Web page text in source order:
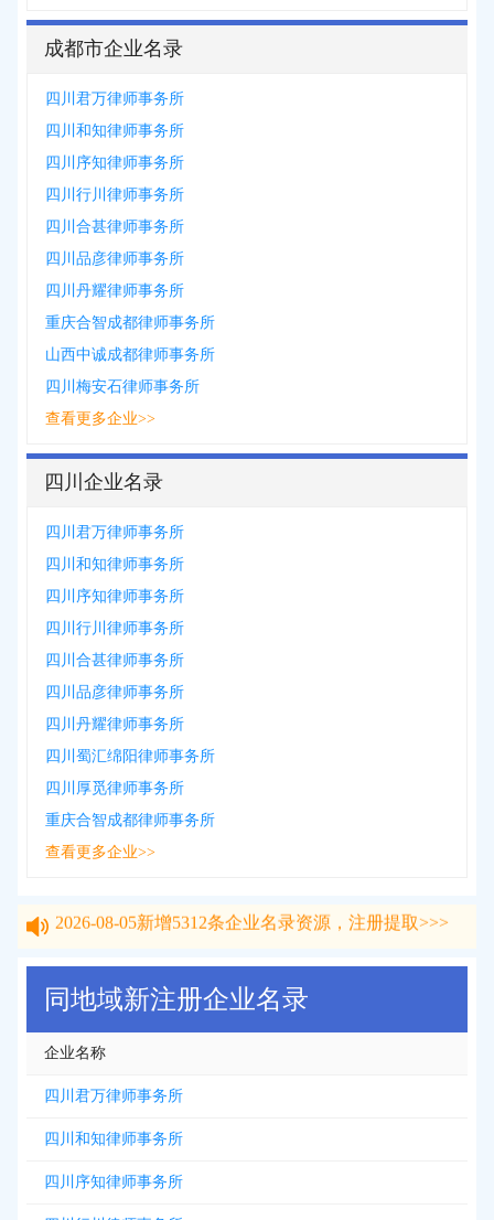
成都市企业名录
四川君万律师事务所
四川和知律师事务所
四川序知律师事务所
四川行川律师事务所
四川合甚律师事务所
四川品彦律师事务所
四川丹耀律师事务所
重庆合智成都律师事务所
山西中诚成都律师事务所
四川梅安石律师事务所
查看更多企业>>
四川企业名录
四川君万律师事务所
四川和知律师事务所
四川序知律师事务所
四川行川律师事务所
四川合甚律师事务所
四川品彦律师事务所
四川丹耀律师事务所
四川蜀汇绵阳律师事务所
四川厚觅律师事务所
重庆合智成都律师事务所
查看更多企业>>
2026-08-05新增5312 条企业名录资源，注册提取>>>
同地域新注册企业名录
企业名称
四川君万律师事务所
四川和知律师事务所
四川序知律师事务所